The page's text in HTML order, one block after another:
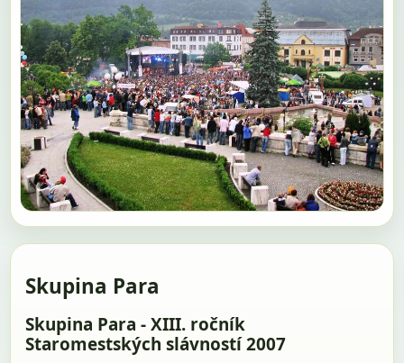
Skupina Para
Skupina Para - XIII. ročník
Staromestských slávností 2007